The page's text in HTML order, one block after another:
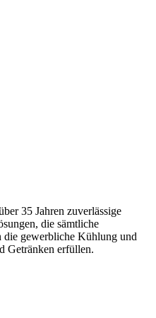
35 Jahren zuverlässige
die sämtliche
die gewerbliche Kühlung und
Getränken erfüllen.